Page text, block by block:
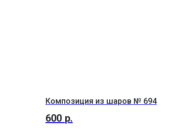
Композиция из шаров № 694
600 р.